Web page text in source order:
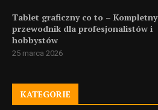
Tablet graficzny co to – Kompletny
przewodnik dla profesjonalistów i
hobbystów
25 marca 2026
KATEGORIE